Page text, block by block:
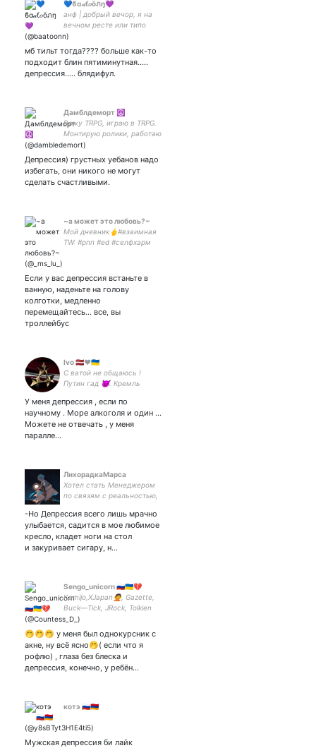
💙ϐα𝒶ť𝑜ōภŋ💜
анф | добрый вечор, я на
вечном ресте или типо
того | всем удачи и добра
мб тильт тогда???? больше как-то
подходит блин пятиминутная.....
депрессия..... блядифул.
Дамблдеморт ☮️
Вожу TRPG, играю в TRPG.
Монтирую ролики, работаю
работу. Схожу с ума в
России
Депрессия) грустных уебанов надо
избегать, они никого не могут
сделать счастливыми.
~а может это любовь?~
Мой дневник🖕#взаимная
TW: #рпп #ed #селфхарм
Если у вас депрессия встаньте в
ванную, наденьте на голову
колготки, медленно
перемещайтесь... все, вы
троллейбус
Ivo 🇱🇻❤️🇺🇦
С ватой не общаюсь !
Путин гад 👿. Кремль
диктатуры и
милитаристского
национализма . Крым 🇺🇦.
У меня депрессия , если по
научному . Море алкоголя и один ...
Можете не отвечать , у меня
паралле…
ЛихорадкаМарса
Хотел стать Менеджером
по связям с реальностью,
стажем длиною в жизнь.
-Но Депрессия всего лишь мрачно
улыбается, садится в мое любимое
кресло, кладет ноги на стол
и закуривает сигару, н…
Sengo_unicorn 🇷🇺🇺🇦💔
Kamijo,XJapan🙅, Gazette,
Buck—Tick, JRock, Tolkien
fan sengo_bookshelf—
sengo_cinematograph-
movie/anime reviews
she/her Bisexual Asian
drama fan
🤭🤭🤭 у меня был однокурсник с
акне, ну всё ясно🤭( если что я
рофлю) , глаза без блеска и
депрессия, конечно, у ребён…
котэ 🇷🇺🇦🇲
Мужская депрессия би лайк